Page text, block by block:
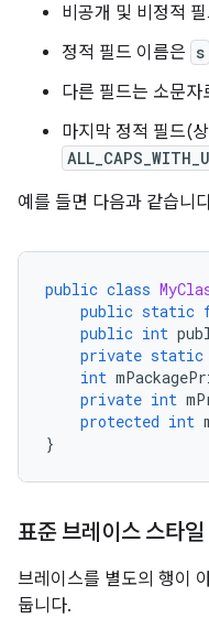
비공개 및 비정적
정적 필드 이름은 s
다른 필드는 소문자
마지막 정적 필드(
예를 들면 다음과 같습니
public class
public static
public int
private static
int
private int
protected int
}
표준 브레이스 스타
브레이스를 별도의 행이
둡니다.